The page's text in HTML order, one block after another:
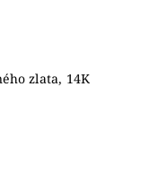
zlata, 14K